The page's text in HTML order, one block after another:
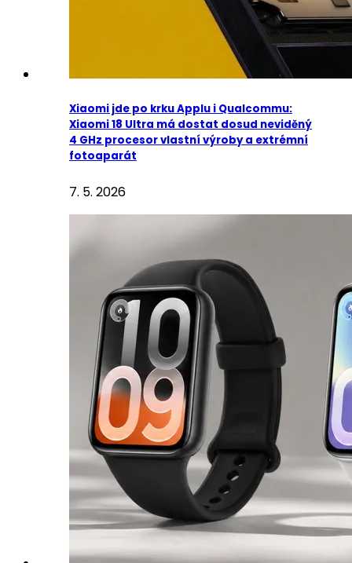
Xiaomi jde po krku Applu i Qualcommu:
Xiaomi 18 Ultra má dostat dosud neviděný
4 GHz procesor vlastní výroby a extrémní
fotoaparát
7. 5. 2026